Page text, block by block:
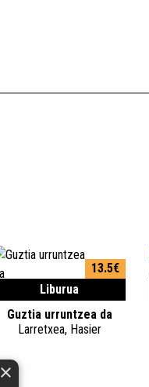
Liburua
13.5€
Guztia urruntzea da
Larretxea, Hasier
×